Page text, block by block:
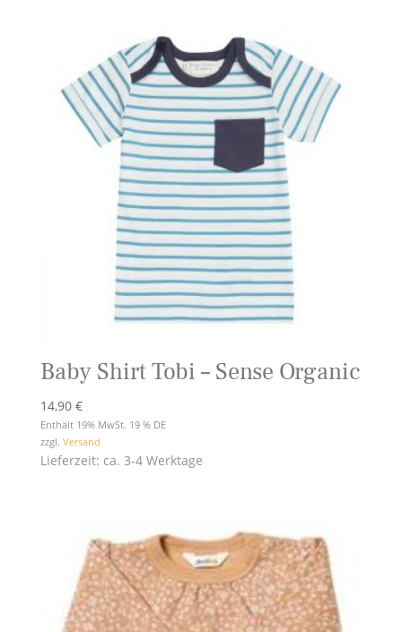
Baby Shirt Tobi – Sense Organic
14,90 €
Enthält 19% MwSt. 19 % DE
zzgl. Versand
Lieferzeit: ca. 3-4 Werktage